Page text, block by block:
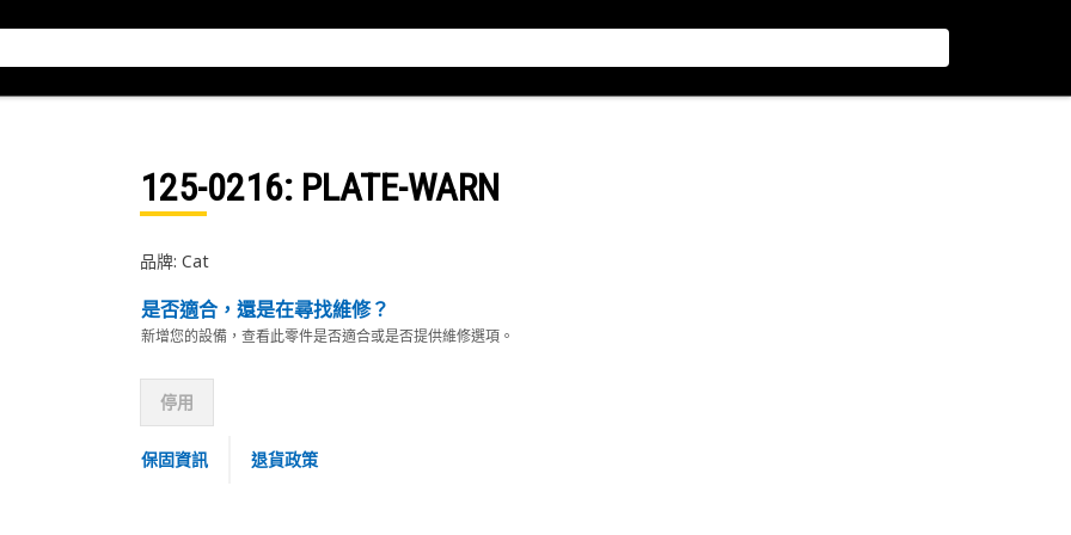
125-0216: PLATE-WARN
品牌: Cat
是否適合，還是在尋找維修？
新增您的設備，查看此零件是否適合或是否提供維修選項。
停用
保固資訊 退貨政策